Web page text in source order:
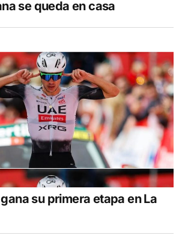
se queda en casa
su primera etapa en La